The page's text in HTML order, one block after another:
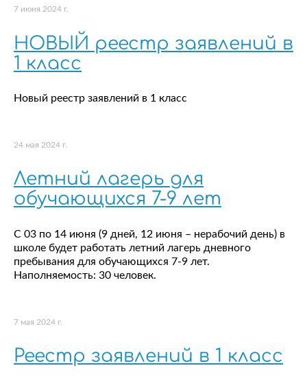
7 июня 2024 г.
НОВЫЙ реестр заявлений в
1 класс
Новый реестр заявлений в 1 класс
24 мая 2024 г.
Летний лагерь для
обучающихся 7-9 лет
С 03 по 14 июня (9 дней, 12 июня – нерабочий день) в
школе будет работать летний лагерь дневного
пребывания для обучающихся 7-9 лет.
Наполняемость: 30 человек.
7 мая 2024 г.
Реестр заявлений в 1 класс